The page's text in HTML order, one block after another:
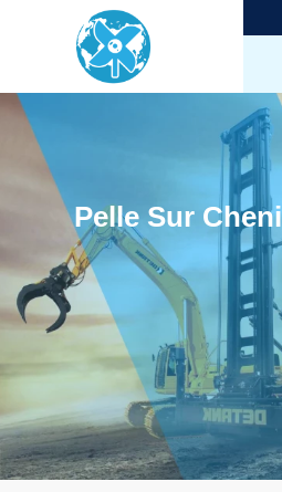
Pelle Sur